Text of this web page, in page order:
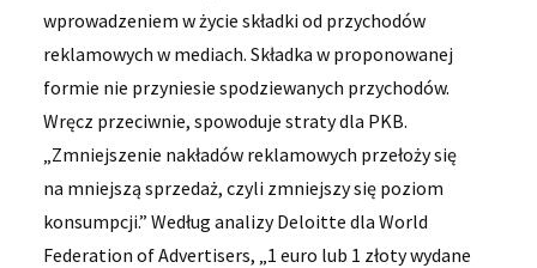
wprowadzeniem w życie składki od przychodów
reklamowych w mediach. Składka w proponowanej
formie nie przyniesie spodziewanych przychodów.
Wręcz przeciwnie, spowoduje straty dla PKB.
„Zmniejszenie nakładów reklamowych przełoży się
na mniejszą sprzedaż, czyli zmniejszy się poziom
konsumpcji.” Według analizy Deloitte dla World
Federation of Advertisers, „1 euro lub 1 złoty wydane